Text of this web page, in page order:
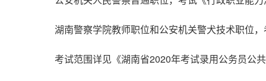
湖南警察学院教师职位和公安机关警犬技术职位
考试范围详见《湖南省2020年考试录用公务员公